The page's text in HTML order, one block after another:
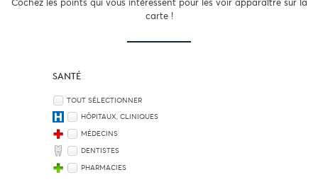
carte !
SANTÉ
TOUT SÉLECTIONNER
HÔPITAUX, CLINIQUES
MÉDECINS
DENTISTES
PHARMACIES